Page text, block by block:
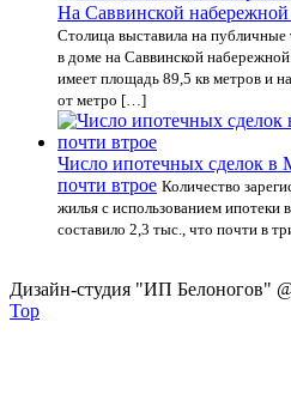
На Саввинской
Столица выставила на
в доме на Саввинской
имеет площадь 89,5 кв метров и
от метро […]
Число ипотечных сделок в
почти втрое Количество
жилья с использованием ипотеки
составило 2,3 тыс., что почти в
Дизайн-студия "ИП Белоногов"
Top